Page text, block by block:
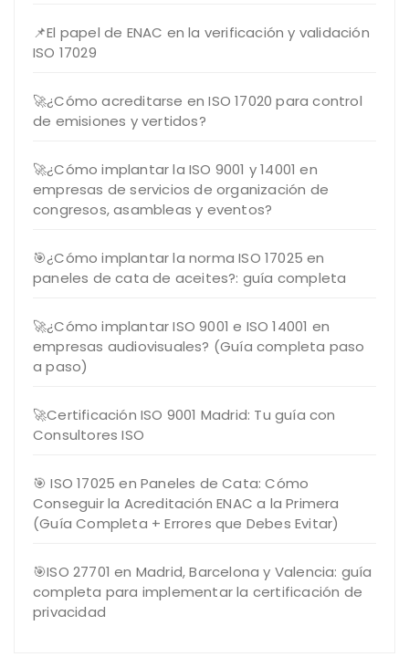
📌El papel de ENAC en la verificación y validación
ISO 17029
🚀¿Cómo acreditarse en ISO 17020 para control
de emisiones y vertidos?
🚀¿Cómo implantar la ISO 9001 y 14001 en
empresas de servicios de organización de
congresos, asambleas y eventos?
🎯¿Cómo implantar la norma ISO 17025 en
paneles de cata de aceites?: guía completa
🚀¿Cómo implantar ISO 9001 e ISO 14001 en
empresas audiovisuales? (Guía completa paso
a paso)
🚀Certificación ISO 9001 Madrid: Tu guía con
Consultores ISO
🎯 ISO 17025 en Paneles de Cata: Cómo
Conseguir la Acreditación ENAC a la Primera
(Guía Completa + Errores que Debes Evitar)
🎯ISO 27701 en Madrid, Barcelona y Valencia: guía
completa para implementar la certificación de
privacidad